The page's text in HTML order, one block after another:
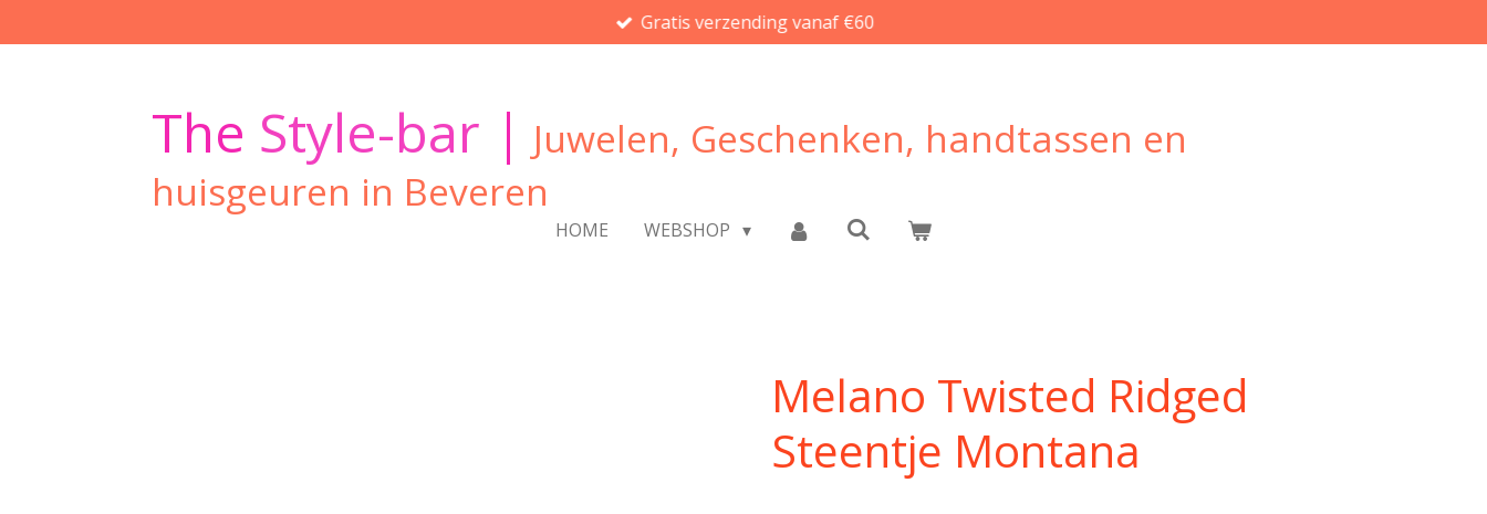
direct
Gratis verzending vanaf €60
The Style-bar | Juwelen, Geschenken, handtassen en
huisgeuren in Beveren
HOME WEBSHOP
Melano Twisted Ridged
Steentje Montana